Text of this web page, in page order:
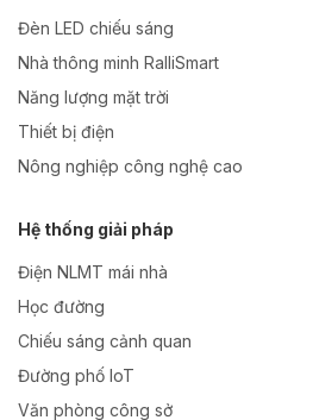
Đèn LED chiếu sáng
Nhà thông minh RalliSmart
Năng lượng mặt trời
Thiết bị điện
Nông nghiệp công nghệ cao
Hệ thống giải pháp
Điện NLMT mái nhà
Học đường
Chiếu sáng cảnh quan
Đường phố IoT
Văn phòng công sở